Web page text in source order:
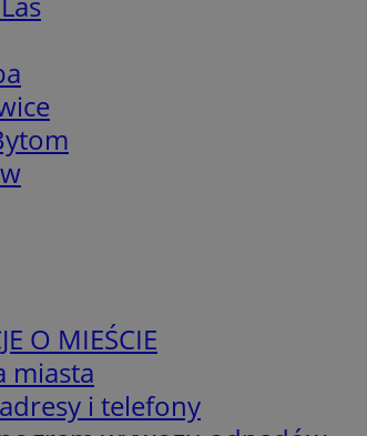
O MIEŚCIE
miasta
i telefony